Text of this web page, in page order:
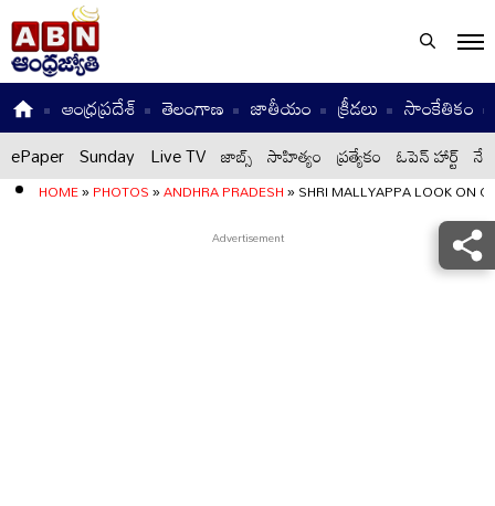
ఆంధ్రప్రదేశ్ తెలంగాణ జాతీయం క్రీడలు సాంకేతికం
ePaper Sunday Live TV జాబ్స్ సాహిత్యం ప్రత్యేకం ఓపెన్ హార్ట్
HOME»PHOTOS»ANDHRA PRADESH»SHRI MALLYAPPA LOOK ON